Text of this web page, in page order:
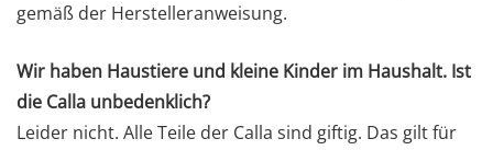
gemäß der Herstelleranweisung.
Wir haben Haustiere und kleine Kinder im Haushalt. Ist
die Calla unbedenklich?
Leider nicht. Alle Teile der Calla sind giftig. Das gilt für